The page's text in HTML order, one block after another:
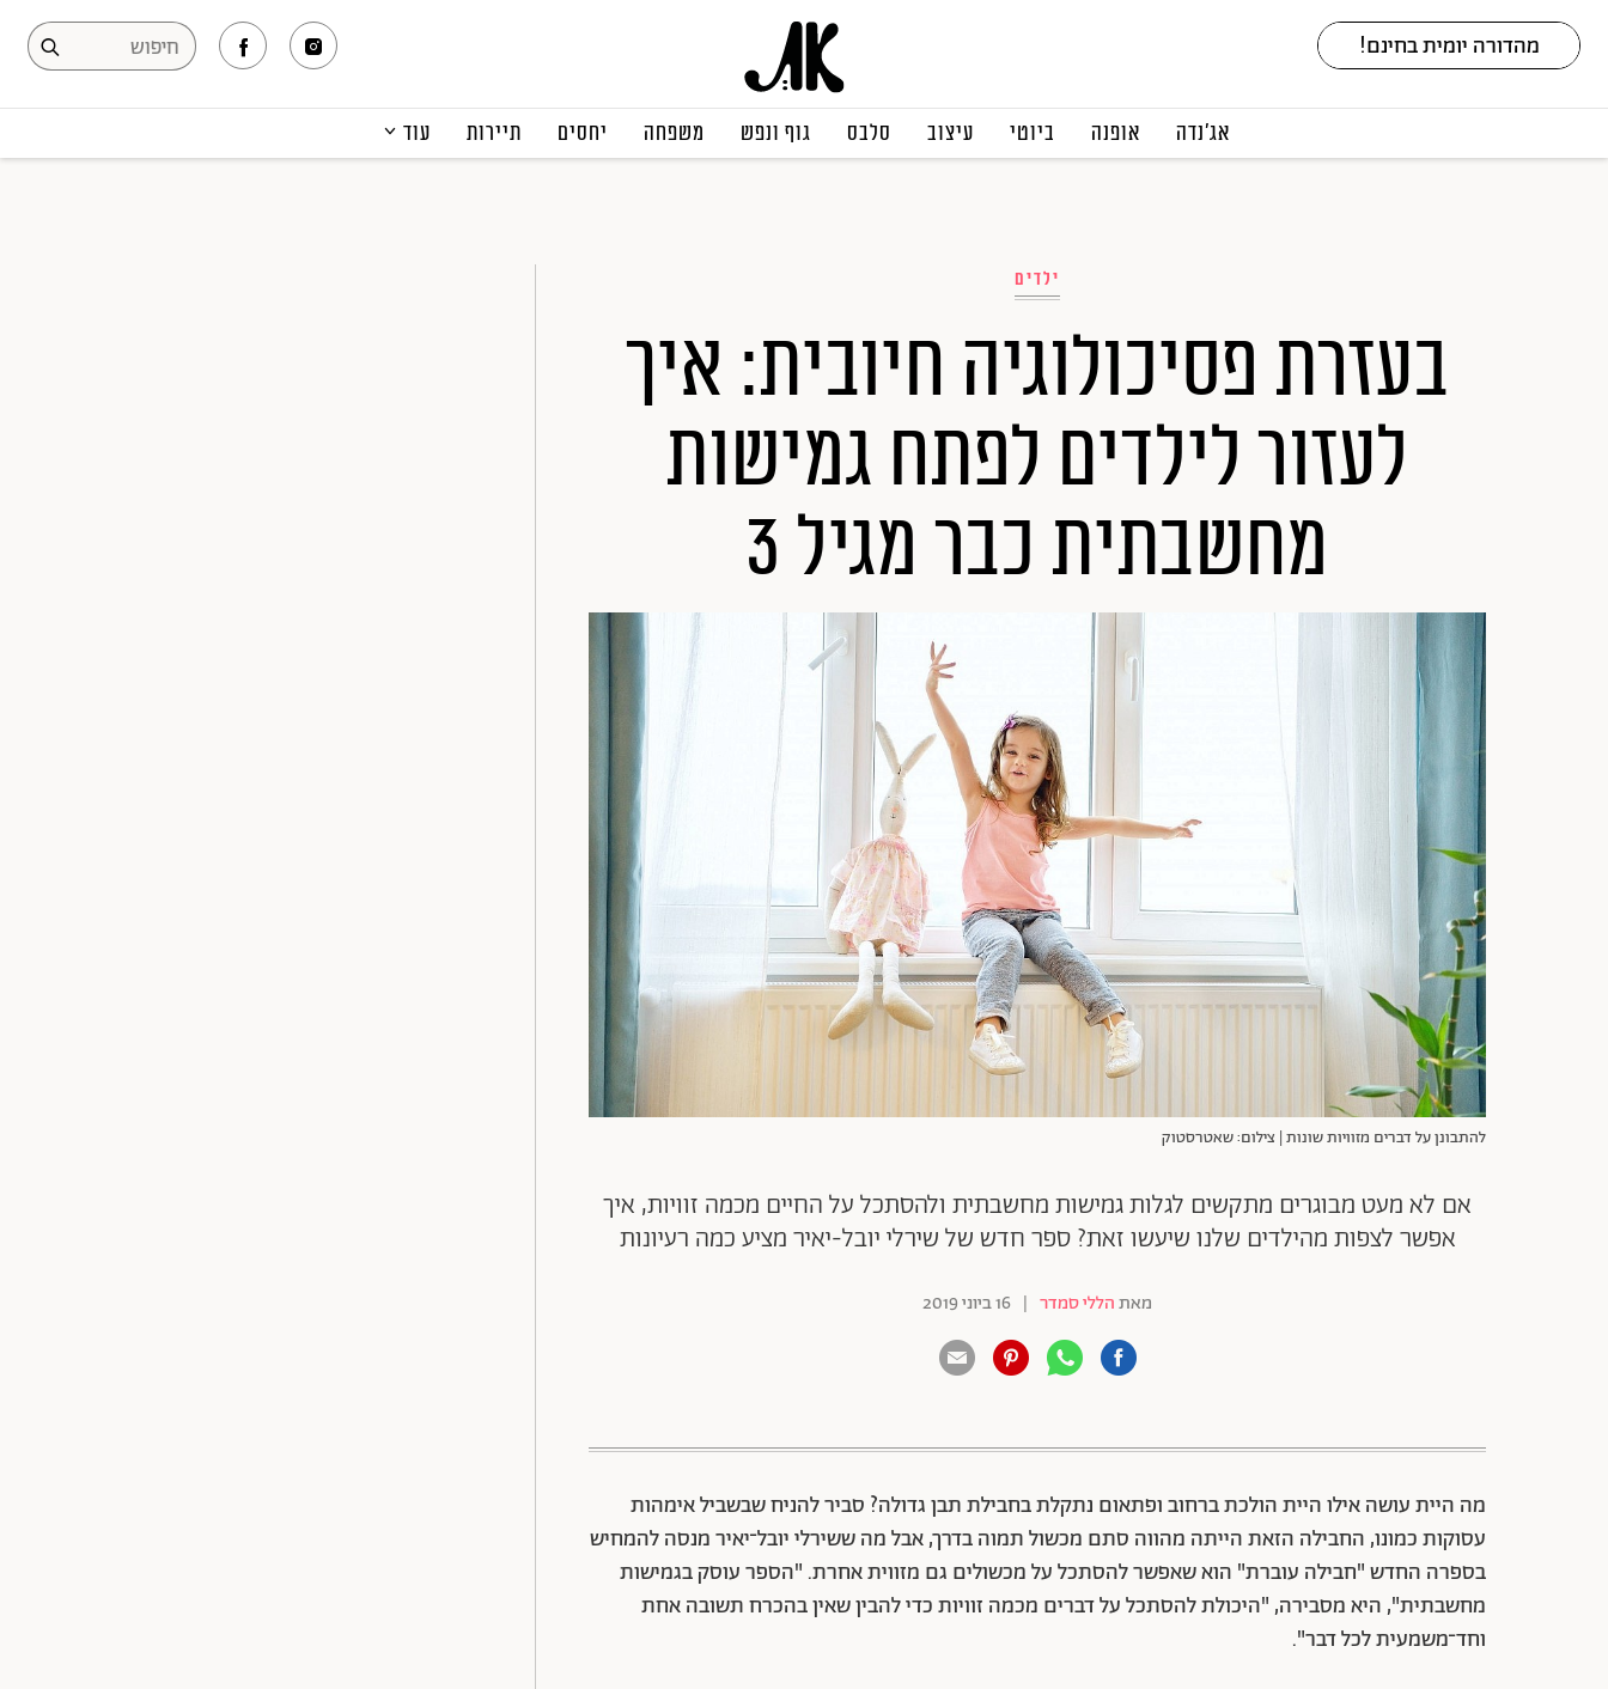
אג׳נדה אופנה ביוטי עיצוב סלבס גוף ונפש משפחה יחסים תיירות עוד
ילדים
בעזרת פסיכולוגיה חיובית: איך
לעזור לילדים לפתח גמישות
מחשבתית כבר מגיל 3
להתבונן על דברים מזוויות שונות | צילום: שאטרסטוק
אם לא מעט מבוגרים מתקשים לגלות גמישות מחשבתית ולהסתכל על החיים מכמה זוויות, איך
אפשר לצפות מהילדים שלנו שיעשו זאת? ספר חדש של שירלי יובל-יאיר מציע כמה רעיונות
מאתהללי סמדר | 16 ביוני 2019
מה היית עושה אילו היית הולכת ברחוב ופתאום נתקלת בחבילת תבן גדולה? סביר להניח שבשביל אימהות
עסוקות כמונו, החבילה הזאת הייתה מהווה סתם מכשול תמוה בדרך, אבל מה ששירלי יובל־יאיר מנסה להמחיש
בספרה החדש "חבילה עוברת" הוא שאפשר להסתכל על מכשולים גם מזווית אחרת. "הספר עוסק בגמישות
מחשבתית", היא מסבירה, "היכולת להסתכל על דברים מכמה זוויות כדי להבין שאין בהכרח תשובה אחת
וחד־משמעית לכל דבר".